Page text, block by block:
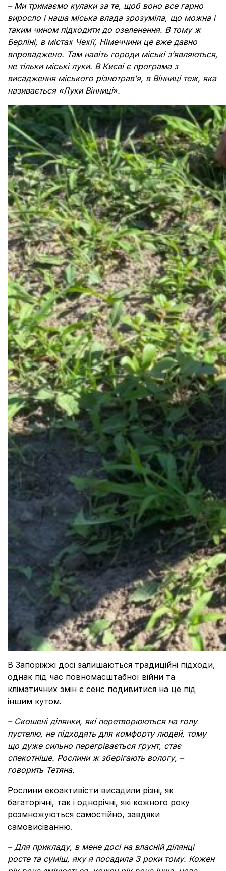
– Ми тримаємо кулаки за те, щоб воно все гарно
виросло і наша міська влада зрозуміла, що можна і
таким чином підходити до озеленення. В тому ж
Берліні, в містах Чехії, Німеччини це вже давно
впроваджено. Там навіть городи міські з’являються,
не тільки міські луки. В Києві є програма з
висадження міського різнотрав’я, в Вінниці теж, яка
називається «Луки Вінниці».
В Запоріжжі досі залишаються традиційні підходи,
однак під час повномасштабної війни та
кліматичних змін є сенс подивитися на це під
іншим кутом.
– Скошені ділянки, які перетворюються на голу
пустелю, не підходять для комфорту людей, тому
що дуже сильно перегрівається ґрунт, стає
спекотніше. Рослини ж зберігають вологу, –
говорить Тетяна.
Рослини екоактивісти висадили різні, як
багаторічні, так і однорічні, які кожного року
розмножуються самостійно, завдяки
самовисіванню.
– Для прикладу, в мене досі на власній ділянці
росте та суміш, яку я посадила 3 роки тому. Кожен